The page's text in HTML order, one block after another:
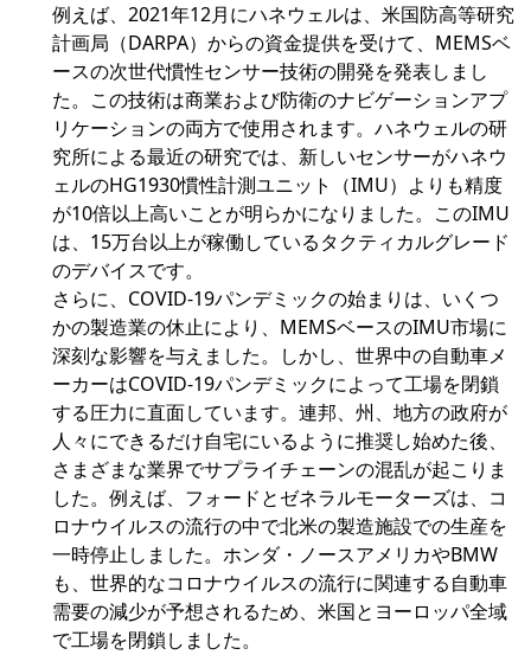
例えば、2021年12月にハネウェルは、米国防高等研究
計画局（DARPA）からの資金提供を受けて、MEMSベ
ースの次世代慣性センサー技術の開発を発表しまし
た。この技術は商業および防衛のナビゲーションアプ
リケーションの両方で使用されます。ハネウェルの研
究所による最近の研究では、新しいセンサーがハネウ
ェルのHG1930慣性計測ユニット（IMU）よりも精度
が10倍以上高いことが明らかになりました。このIMU
は、15万台以上が稼働しているタクティカルグレード
のデバイスです。
さらに、COVID-19パンデミックの始まりは、いくつ
かの製造業の休止により、MEMSベースのIMU市場に
深刻な影響を与えました。しかし、世界中の自動車メ
ーカーはCOVID-19パンデミックによって工場を閉鎖
する圧力に直面しています。連邦、州、地方の政府が
人々にできるだけ自宅にいるように推奨し始めた後、
さまざまな業界でサプライチェーンの混乱が起こりま
した。例えば、フォードとゼネラルモーターズは、コ
ロナウイルスの流行の中で北米の製造施設での生産を
一時停止しました。ホンダ・ノースアメリカやBMW
も、世界的なコロナウイルスの流行に関連する自動車
需要の減少が予想されるため、米国とヨーロッパ全域
で工場を閉鎖しました。